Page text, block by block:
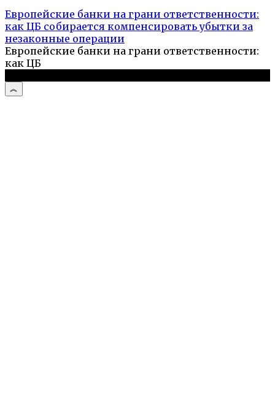
Европейские банки на грани ответственности:
как ЦБ собирается компенсировать убытки за
незаконные операции
Европейские банки на грани ответственности:
как ЦБ